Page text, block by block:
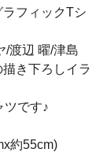
ラフィックTシ
/渡辺 曜/津島
き下ろしイラ
ツです♪
約55cm)